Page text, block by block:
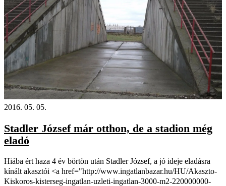
2016. 05. 05.
Stadler József már otthon, de a stadion még
eladó
Hiába ért haza 4 év börtön után Stadler József, a jó ideje eladásra
kínált akasztói <a href="http://www.ingatlanbazar.hu/HU/Akaszto-
Kiskoros-kisterseg-ingatlan-uzleti-ingatlan-3000-m2-220000000-